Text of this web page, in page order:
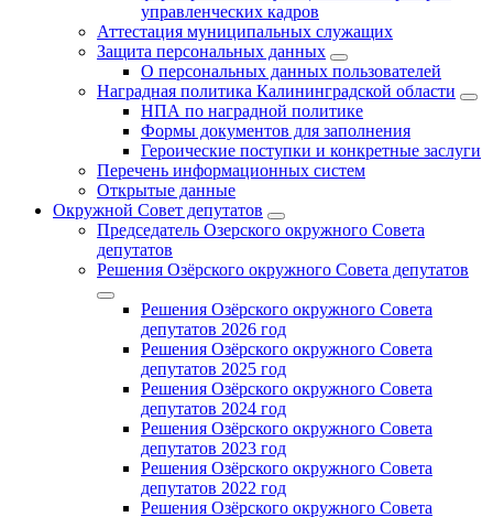
управленческих кадров
Аттестация муниципальных служащих
Защита персональных данных
О персональных данных пользователей
Наградная политика Калининградской области
НПА по наградной политике
Формы документов для заполнения
Героические поступки и конкретные заслуги
Перечень информационных систем
Открытые данные
Окружной Совет депутатов
Председатель Озерского окружного Совета
депутатов
Решения Озёрского окружного Совета депутатов
Решения Озёрского окружного Совета
депутатов 2026 год
Решения Озёрского окружного Совета
депутатов 2025 год
Решения Озёрского окружного Совета
депутатов 2024 год
Решения Озёрского окружного Совета
депутатов 2023 год
Решения Озёрского окружного Совета
депутатов 2022 год
Решения Озёрского окружного Совета